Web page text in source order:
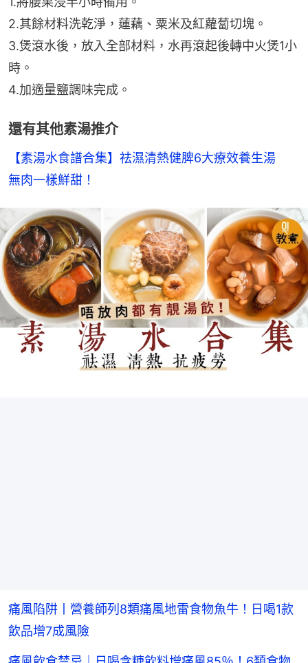
2.其餘材料洗乾淨，蓮藕、粟米及紅蘿蔔切塊。
3.煲滾水後，放入全部材料，水再滾起後轉中火煲1小
時。
4.加適量鹽調味完成。
還有其他素湯推介
【素湯水食譜合集】祛濕清熱健脾6大療效養生湯
無肉一樣鮮甜！
痛風陷阱丨營養師列8類痛風地雷食物魚牛！日喝1款
飲品增7成風險